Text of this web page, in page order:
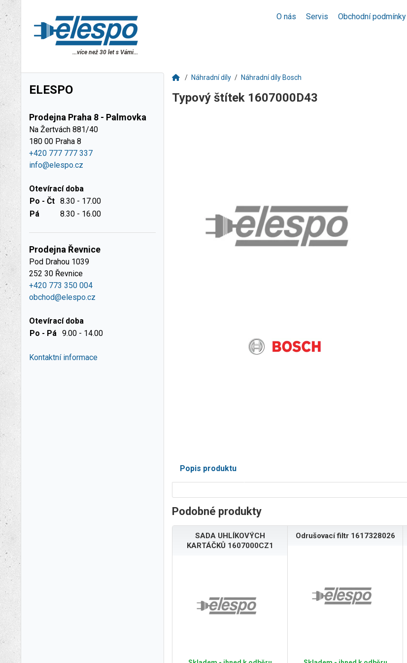
O nás Servis Obchodní podmínky
...více než 30 let s Vámi...
ELESPO
Prodejna Praha 8 - Palmovka
Na Žertvách 881/40
180 00 Praha 8
+420 777 777 337
info@elespo.cz
Otevírací doba
Po - Čt 8.30 - 17.00
Pá
8.30 - 16.00
Prodejna Řevnice
Pod Drahou 1039
252 30 Řevnice
+420 773 350 004
obchod@elespo.cz
Otevírací doba
Po - Pá 9.00 - 14.00
Kontaktní informace
Náhradní díly Náhradní díly Bosch
Typový štítek 1607000D43
Popis produktu
Podobné produkty
SADA UHLÍKOVÝCH
KARTÁČKŮ 1607000CZ1
Odrušovací filtr 1617328026